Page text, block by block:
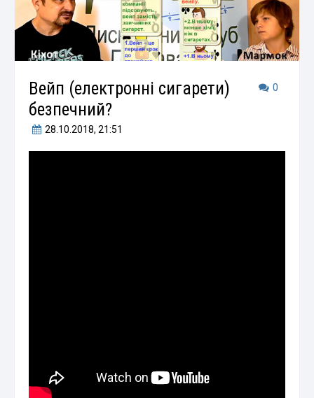
0
Вейп (електронні сигарети)
безпечний?
28.10.2018, 21:51